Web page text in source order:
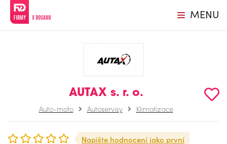
MENU
AUTAX s. r. o.
Auto-moto Autoservisy Klimatizace
Napište hodnocení jako první